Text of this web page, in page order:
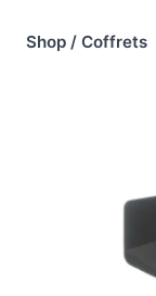
Shop / Coffrets